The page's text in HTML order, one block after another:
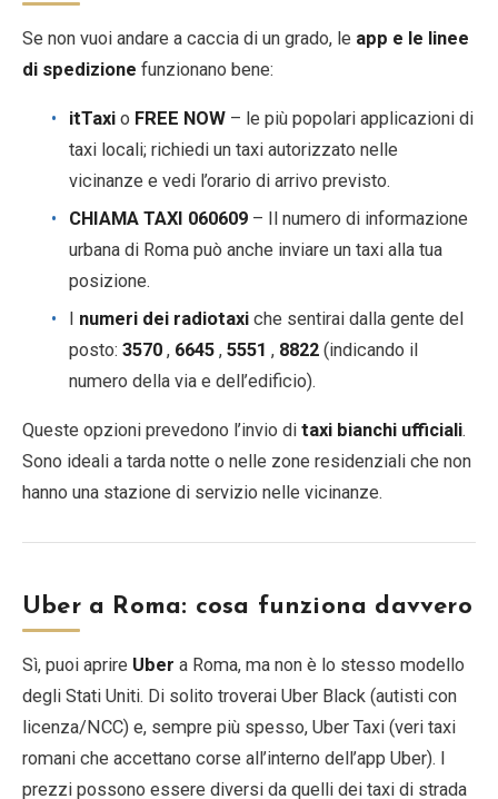
Se non vuoi andare a caccia di un grado, le app e le linee
di spedizione funzionano bene:
itTaxi o FREE NOW – le più popolari applicazioni di
taxi locali; richiedi un taxi autorizzato nelle
vicinanze e vedi l’orario di arrivo previsto.
CHIAMA TAXI 060609 – Il numero di informazione
urbana di Roma può anche inviare un taxi alla tua
posizione.
numeri dei radiotaxi che sentirai dalla gente del
posto: 3570 , 6645 , 5551 , 8822 (indicando il
numero della via e dell’edificio).
Queste opzioni prevedono l’invio di taxi bianchi ufficiali.
Sono ideali a tarda notte o nelle zone residenziali che non
hanno una stazione di servizio nelle vicinanze.
Uber a Roma: cosa funziona davvero
Sì, puoi aprire Uber a Roma, ma non è lo stesso modello
degli Stati Uniti. Di solito troverai Uber Black (autisti con
licenza/NCC) e, sempre più spesso, Uber Taxi (veri taxi
romani che accettano corse all’interno dell’app Uber). I
prezzi possono essere diversi da quelli dei taxi di strada